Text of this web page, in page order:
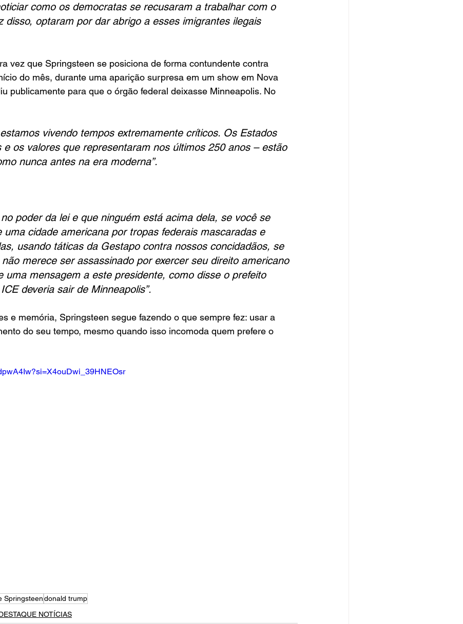
como os democratas se recusaram a trabalhar com o
disso, optaram por dar abrigo a esses imigrantes ilegais
vez que Springsteen se posiciona de forma contundente contra
do mês, durante uma aparição surpresa em um show em Nova
publicamente para que o órgão federal deixasse Minneapolis. No
vivendo tempos extremamente críticos. Os Estados
e os valores que representaram nos últimos 250 anos – estão
nunca antes na era moderna”.
poder da lei e que ninguém está acima dela, se você se
uma cidade americana por tropas federais mascaradas e
usando táticas da Gestapo contra nossos concidadãos, se
merece ser assassinado por exercer seu direito americano
uma mensagem a este presidente, como disse o prefeito
deveria sair de Minneapolis”.
e memória, Springsteen segue fazendo o que sempre fez: usar a
do seu tempo, mesmo quando isso incomoda quem prefere o
Springsteendonald trump
NOTÍCIAS